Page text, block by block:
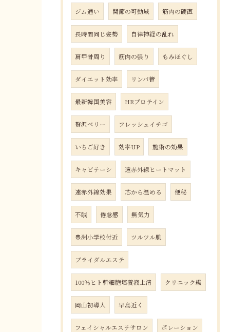
ジム通い 関節の可動域 筋肉の硬直
長時間同じ姿勢 自律神経の乱れ
肩甲骨周り 筋肉の張り もみほぐし
ダイエット効率 リンパ管
最新韓国美容 HRプロテイン
贅沢ベリー フレッシュイチゴ
いちご好き 効率UP 施術の効果
キャビテーシ 遠赤外線ヒートマット
遠赤外線効果 芯から温める 便秘
不眠 倦怠感 無気力
豊洲小学校付近 ツルツル肌
ブライダルエステ
100％ヒト幹細胞培養液上清 クリニック級
岡山初導入 早島近く
フェイシャルエステサロン ポレーション